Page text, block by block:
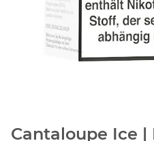
Cantaloupe Ice |